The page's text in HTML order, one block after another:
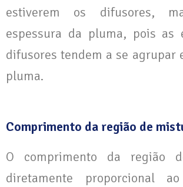
estiverem os difusores,
espessura da pluma, pois as
difusores tendem a se agrupar
pluma.
Comprimento da região de
O comprimento da região
diretamente proporcional ao